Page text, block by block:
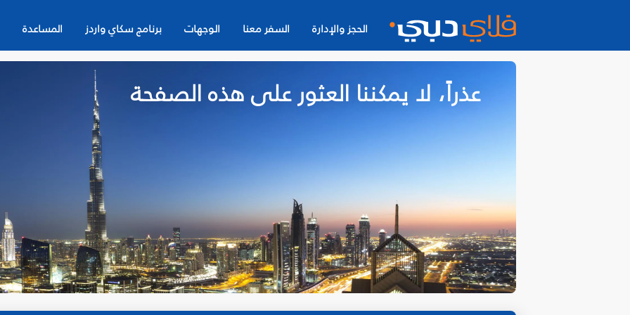
الحجز والإدارة السفر معنا الوجهات برنامج سكاي واردز المساعدة
عذراً، لا يمكننا العثور على هذه الصفحة